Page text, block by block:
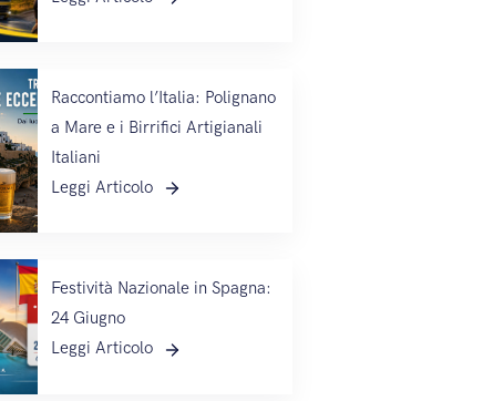
Raccontiamo l’Italia: Polignano
a Mare e i Birrifici Artigianali
Italiani
Leggi Articolo
Festività Nazionale in Spagna:
24 Giugno
Leggi Articolo